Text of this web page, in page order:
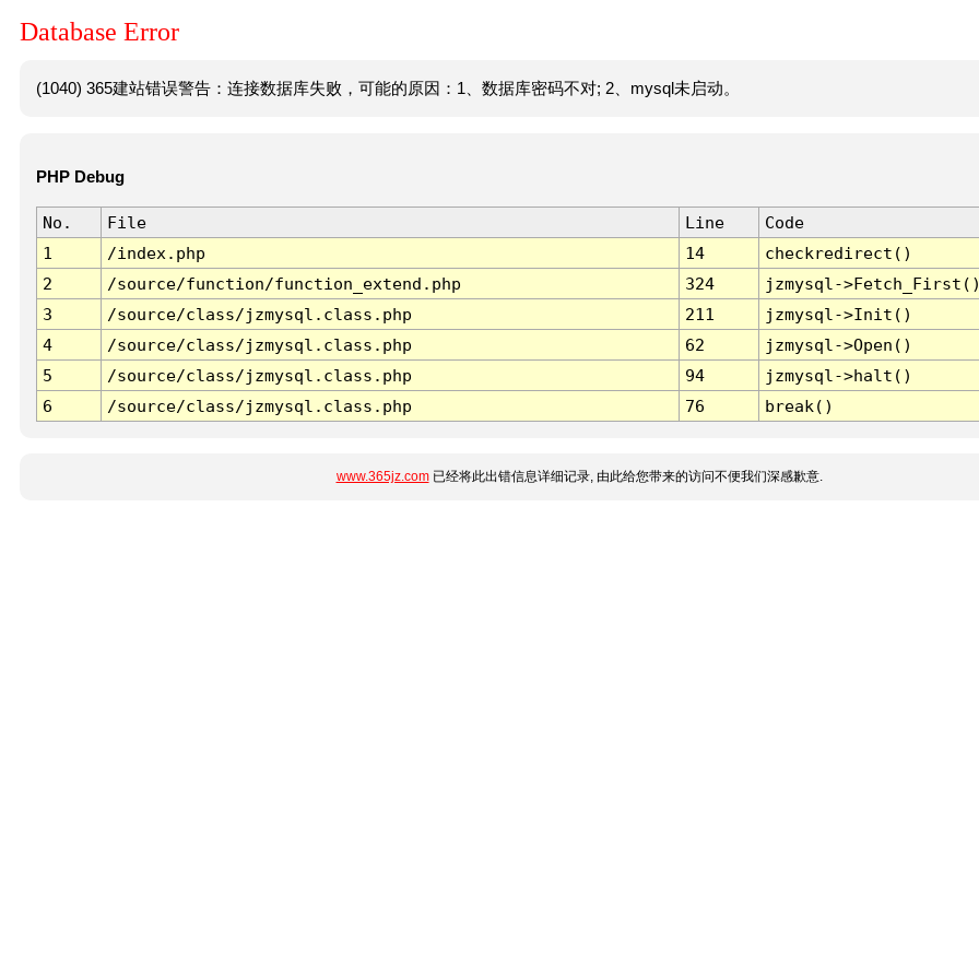
Database Error
(1040) 365建站错误警告：连接数据库失败，可能的原因：1、数据库密码不对; 2、mysql未启动。
PHP Debug
No. File Line
Code
1
/index.php 14
checkredirect()
2
/source/function/function_extend.php 324
jzmysql-
3
/source/class/jzmysql.class.php 211
jzmysql->Init()
4
/source/class/jzmysql.class.php 62
jzmysql->Open()
5
/source/class/jzmysql.class.php 94
jzmysql->halt()
6
/source/class/jzmysql.class.php 76 break()
www.365jz.com已经将此出错信息详细记录, 由此给您带来的访问不便我们深感歉意.